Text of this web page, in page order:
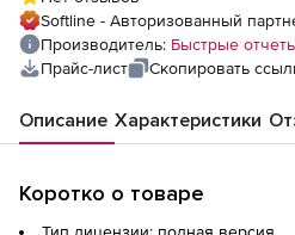
Softline - Авторизованный
Производитель: Быстрые
Прайс-лист
Скопировать
Описание Характеристики
Коротко о товаре